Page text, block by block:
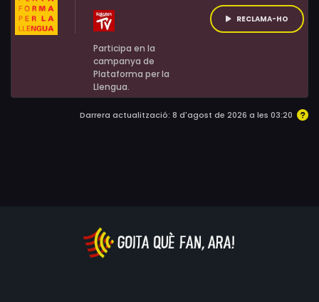
Participa en la
campanya de
Plataforma per la
Llengua.
RECLAMA-HO
Darrera actualització: 8 d'agost de 2026 a les 03:20